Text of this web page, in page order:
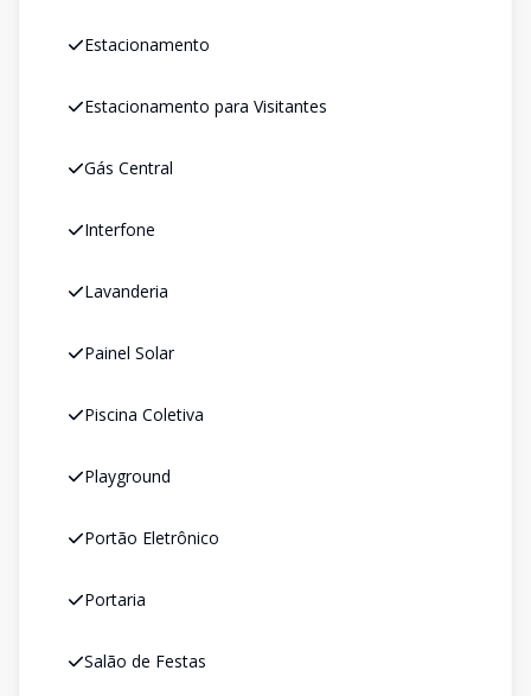
Estacionamento
Estacionamento para Visitantes
Gás Central
Interfone
Lavanderia
Painel Solar
Piscina Coletiva
Playground
Portão Eletrônico
Portaria
Salão de Festas